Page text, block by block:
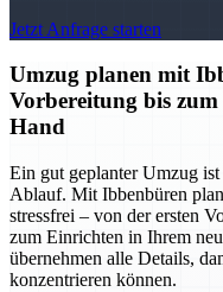
Jetzt Anfrage starten
Umzug planen mit
Vorbereitung bis
Hand
Ein gut geplanter Umzug
Ablauf. Mit Ibbenbüren
stressfrei – von der ersten
zum Einrichten in Ihrem
übernehmen alle Details,
konzentrieren können.